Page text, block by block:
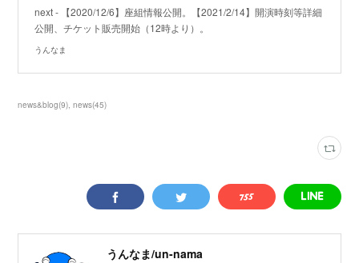
next - 【2020/12/6】座組情報公開。【2021/2/14】開演時刻等詳細
公開、チケット販売開始（12時より）。
うんなま
news&blog(9) news(45)
うんなま/un-nama